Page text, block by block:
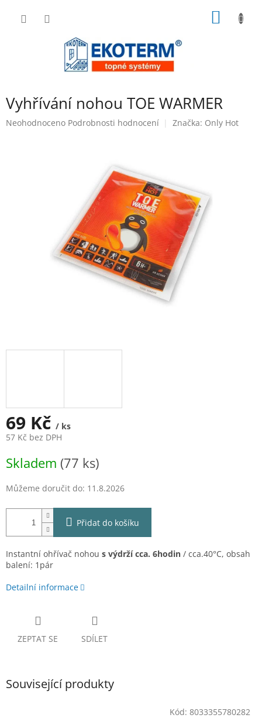
Vyhřívání nohou TOE WARMER
Průměrné
Neohodnoceno Podrobnosti hodnocení Značka: Only Hot
69 Kč / ks
57 Kč bez DPH
cena:
Skladem (77 ks)
Můžeme doručit do: 11.8.2026
Přidat do košíku
Instantní ohřívač nohou s výdrží cca. 6hodin / cca.40°C, obsah
balení: 1pár
Detailní informace
ZEPTAT SE SDÍLET
Související produkty
Kód: 8033355780282